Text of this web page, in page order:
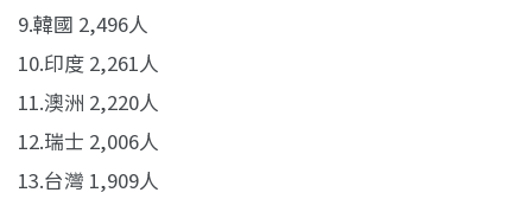
9.韓國 2,496人
10.印度 2,261人
11.澳洲 2,220人
12.瑞士 2,006人
13.台灣 1,909人